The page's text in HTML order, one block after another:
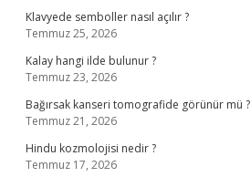
Klavyede semboller nasıl açılır ?
Temmuz 25, 2026
Kalay hangi ilde bulunur ?
Temmuz 23, 2026
Bağırsak kanseri tomografide görünür mü ?
Temmuz 21, 2026
Hindu kozmolojisi nedir ?
Temmuz 17, 2026